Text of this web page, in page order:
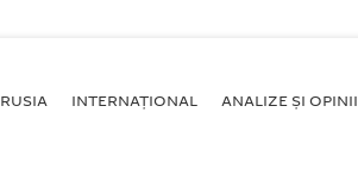
RUSIA INTERNAŢIONAL ANALIZE ȘI OPINII